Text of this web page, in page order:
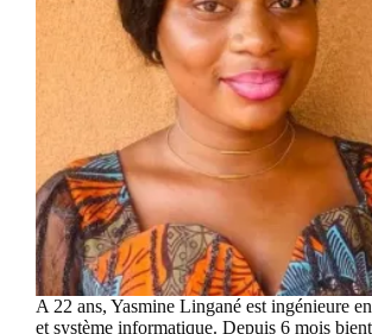
A 22 ans, Yasmine Lingané est ingénieure
et système informatique. Depuis 6 mois